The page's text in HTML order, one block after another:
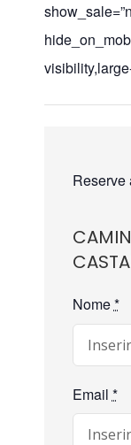
Reserve
Nome*
Email *